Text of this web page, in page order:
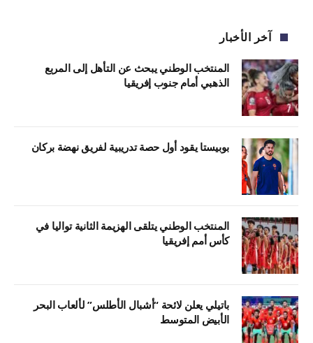
آخر الأخبار
المنتخب الوطني يبحث عن التأهل إلى المربع
الذهبي أمام جنوب إفريقيا
بوبيستا يقود أول حصة تدريبية لفريق نهضة بركان
المنتخب الوطني يتلقى الهزيمة الثانية تواليا في
كأس أمم إفريقيا
باتيلي يعلن لائحة “أشبال الأطلس” لألعاب البحر
الأبيض المتوسط